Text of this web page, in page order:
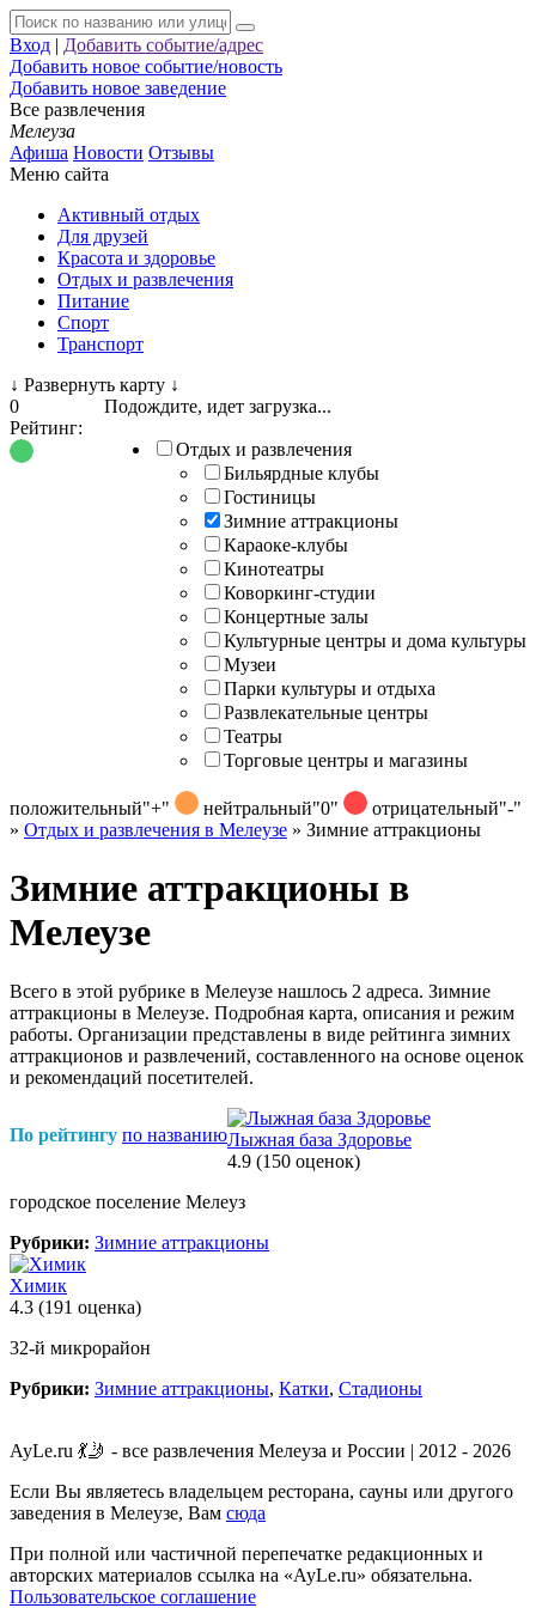
Вход | Добавить событие/адрес
Добавить новое событие/новость
Добавить новое заведение
Все развлечения
Мелеуза
Афиша Новости Отзывы
Меню сайта
Активный отдых
Для друзей
Красота и здоровье
Отдых и развлечения
Питание
Спорт
Транспорт
↓ Развернуть карту ↓
Подождите, идет загрузка...
Отдых и развлечения
Бильярдные клубы
Гостиницы
Зимние аттракционы
Караоке-клубы
Кинотеатры
Коворкинг-студии
Концертные залы
Культурные центры и дома культуры
Музеи
Парки культуры и отдыха
Развлекательные центры
Театры
Торговые центры и магазины
0
Рейтинг:
положительный"+" нейтральный"0" отрицательный"-"
» Отдых и развлечения в Мелеузе » Зимние аттракционы
Зимние аттракционы в
Мелеузе
Всего в этой рубрике в Мелеузе нашлось 2 адреса. Зимние
аттракционы в Мелеузе. Подробная карта, описания и режим
работы. Организации представлены в виде рейтинга зимних
аттракционов и развлечений, составленного на основе оценок
и рекомендаций посетителей.
По рейтингу по названиюЛыжная база Здоровье
4.9 (150 оценок)
городское поселение Мелеуз
Рубрики: Зимние аттракционы
Химик
4.3 (191 оценка)
32-й микрорайон
Рубрики: Зимние аттракционы, Катки, Стадионы
AyLe.ru 💃🤳 - все развлечения Мелеуза и России | 2012 - 2026
Если Вы являетесь владельцем ресторана, сауны или другого
заведения в Мелеузе, Вам сюда
При полной или частичной перепечатке редакционных и
авторских материалов ссылка на «AyLe.ru» обязательна.
Пользовательское соглашение